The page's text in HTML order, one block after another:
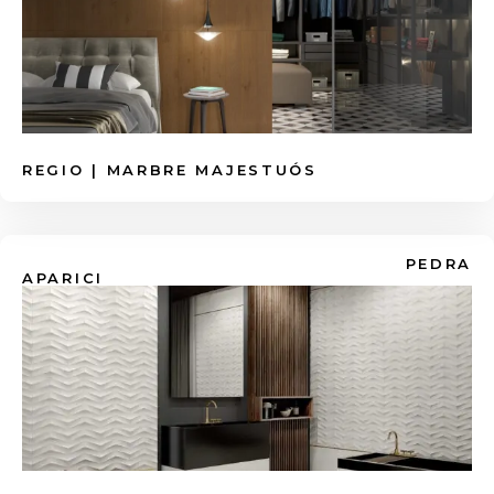
semblin catifes, explora l'Efecte Hidràulic
els motius Decoratius Florals
o els nostres
vibrantsColors Pastel
Màxima higiene al bany o cuina:Aposta
per les plaques de
Gran Format
120x120cm o 120x278cm). Menys juntes
significa menys acumulació de brutícia i
REGIO | MARBRE MAJESTUÓS
PEDRA
APARICI